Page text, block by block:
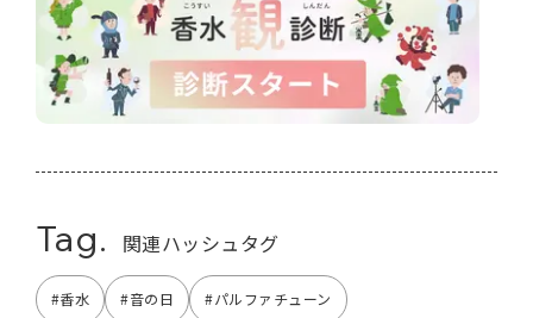
Tag. 関連ハッシュタグ
#香水 #音の日 #パルファチューン